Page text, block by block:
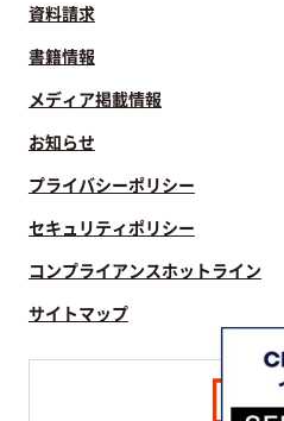
資料請求
書籍情報
メディア掲載情報
お知らせ
プライバシーポリシー
セキュリティポリシー
コンプライアンスホットライン
サイトマップ